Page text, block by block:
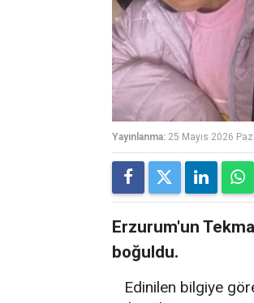
Yayınlanma: 25 Mayıs 2026
Erzurum'un
boğuldu.
Edinilen bilgiye